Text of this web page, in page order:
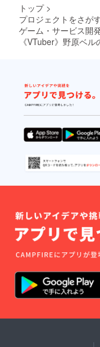
トップ >
プロジェクトをさが
ゲーム・サービス開
《VTuber》野原ベ